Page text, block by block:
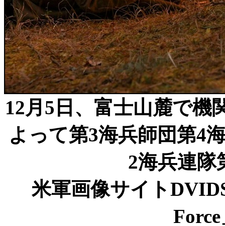
12月5日、富士山麓で機
よって第3海兵師団第4
2海兵連隊
米軍画像サイト